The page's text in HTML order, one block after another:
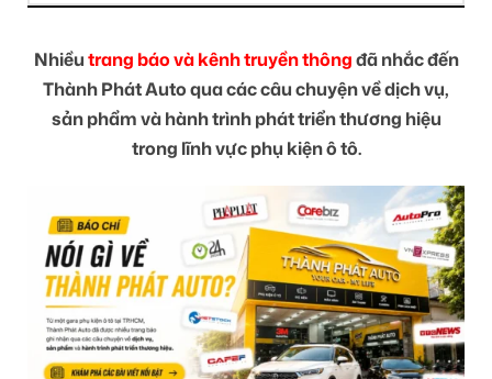
Nhiềutrang báo và kênh truyền thôngđã nhắc đến
Thành Phát Auto qua các câu chuyện về dịch vụ,
sản phẩm và hành trình phát triển thương hiệu
trong lĩnh vực phụ kiện ô tô.